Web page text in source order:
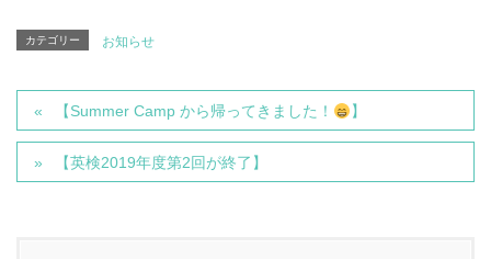
カテゴリー お知らせ
【Summer Camp から帰ってきました！ 】
【英検2019年度第2回が終了】